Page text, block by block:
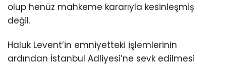
olup henüz mahkeme kararıyla kesinleşmiş
değil.
Haluk Levent’in emniyetteki işlemlerinin
ardından İstanbul Adliyesi’ne sevk edilmesi